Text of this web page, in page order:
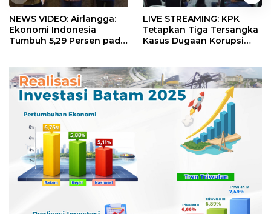
NEWS VIDEO: Airlangga:
Ekonomi Indonesia
Tumbuh 5,29 Persen pada
LIVE STREAMING: KPK
Tetapkan Tiga Tersangka
Kasus Dugaan Korupsi